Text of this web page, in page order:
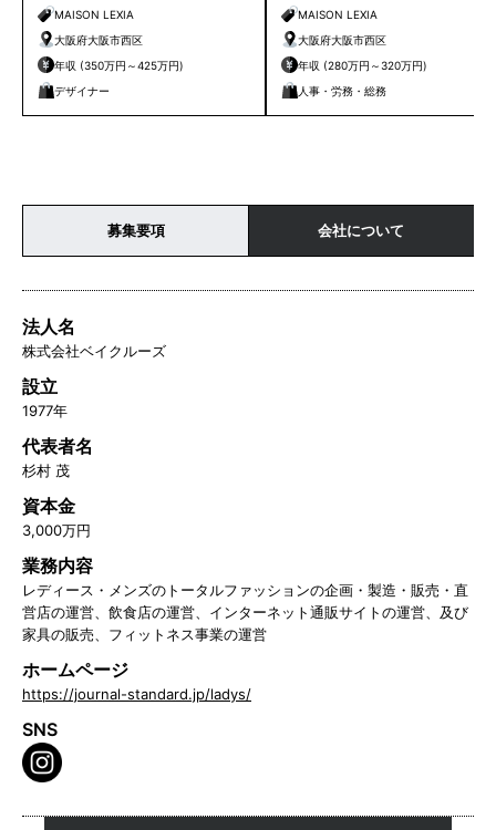
MAISON LEXIA
大阪府大阪市西区
年収 (350万円～425万円)
デザイナー
MAISON LEXIA
大阪府大阪市西区
年収 (280万円～320万円)
人事・労務・総務
募集要項 会社について
法人名
株式会社ベイクルーズ
設立
1977年
代表者名
杉村 茂
資本金
3,000万円
業務内容
レディース・メンズのトータルファッションの企画・製造・販売・直
営店の運営、飲食店の運営、インターネット通販サイトの運営、及び
家具の販売、フィットネス事業の運営
ホームページ
https://journal-standard.jp/ladys/
SNS